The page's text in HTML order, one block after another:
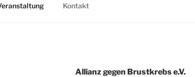
Kontakt
Allianz gegen Brustkrebs e.V.